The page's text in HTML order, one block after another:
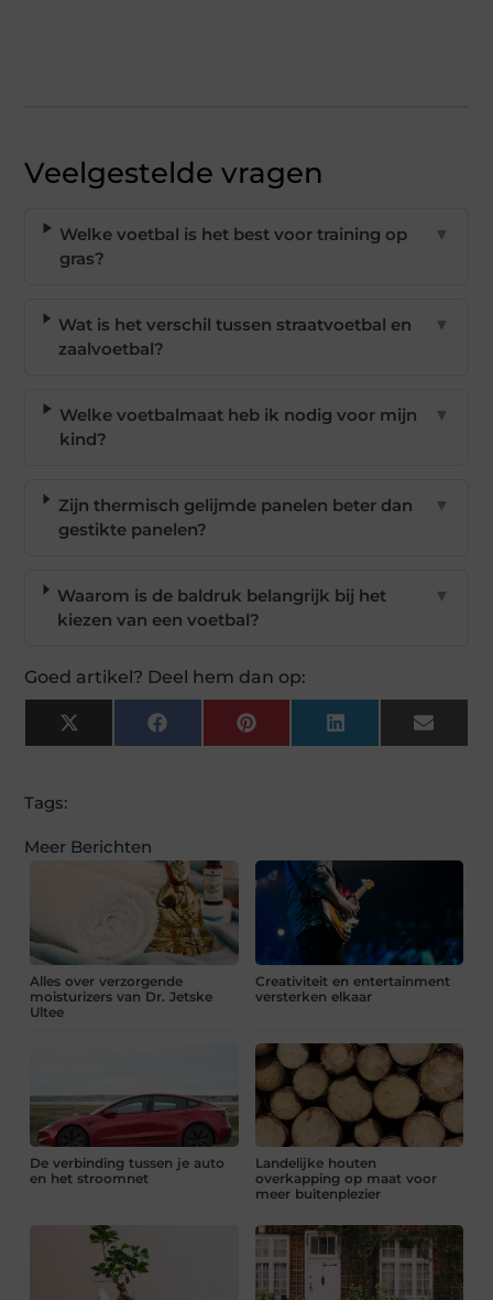
Veelgestelde vragen
Welke voetbal is het best voor training op
gras?
▼
Wat is het verschil tussen straatvoetbal en
zaalvoetbal?
▼
Welke voetbalmaat heb ik nodig voor mijn
kind?
▼
Zijn thermisch gelijmde panelen beter dan
gestikte panelen?
▼
Waarom is de baldruk belangrijk bij het
kiezen van een voetbal?
▼
Goed artikel? Deel hem dan op:
X
(Twitter)
FacebookPinterest LinkedIn Email
Tags:
Meer Berichten
Alles over verzorgende
moisturizers van Dr. Jetske
Ultee
Creativiteit en entertainment
versterken elkaar
De verbinding tussen je auto
en het stroomnet
Landelijke houten
overkapping op maat voor
meer buitenplezier